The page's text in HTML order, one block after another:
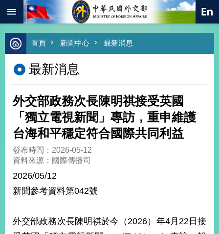
跳到主要內容區塊
進
階
尋
熱
總
合
外
交
值
經
首頁 新聞中心 最新消息
最新消息
外交部政務次長陳明祺接受英國
「獨立電視新聞」專訪，重申維護
台海和平穩定符合國際共同利益
發布時間：2026-05-12
資料來源：國際傳播司
2026/05/12
新聞參考資料第042號
外交部政務次長陳明祺於今（2026）年4月22日接